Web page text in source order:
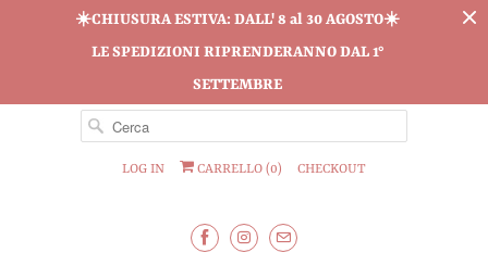
☀️CHIUSURA ESTIVA: DALL' 8 al 30 AGOSTO☀️
LE SPEDIZIONI RIPRENDERANNO DAL 1°
SETTEMBRE
LOG IN CARRELLO (0) CHECKOUT